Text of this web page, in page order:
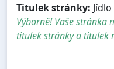
Titulek stránky:
Výborně! Vaše stránka
titulek stránky a titulek